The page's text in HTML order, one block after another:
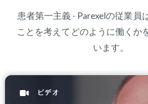
患者第一主義 - Parexelの従業員
ことを考えてどのように働くか
います。